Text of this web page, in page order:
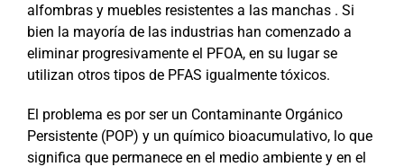
alfombras y muebles resistentes a las manchas . Si
bien la mayoría de las industrias han comenzado a
eliminar progresivamente el PFOA, en su lugar se
utilizan otros tipos de PFAS igualmente tóxicos.
El problema es por ser un Contaminante Orgánico
Persistente (POP) y un químico bioacumulativo, lo que
significa que permanece en el medio ambiente y en el